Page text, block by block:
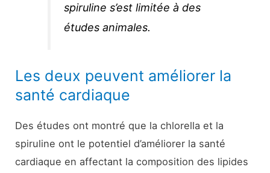
spiruline s’est limitée à des
études animales.
Les deux peuvent améliorer la
santé cardiaque
Des études ont montré que la chlorella et la
spiruline ont le potentiel d’améliorer la santé
cardiaque en affectant la composition des lipides